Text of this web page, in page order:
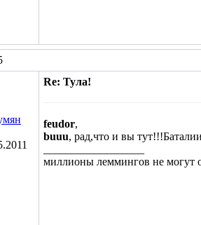
Re: Тула!
feudor,
buuu, рад,что и вы тут!!!
миллионы леммингов не могут